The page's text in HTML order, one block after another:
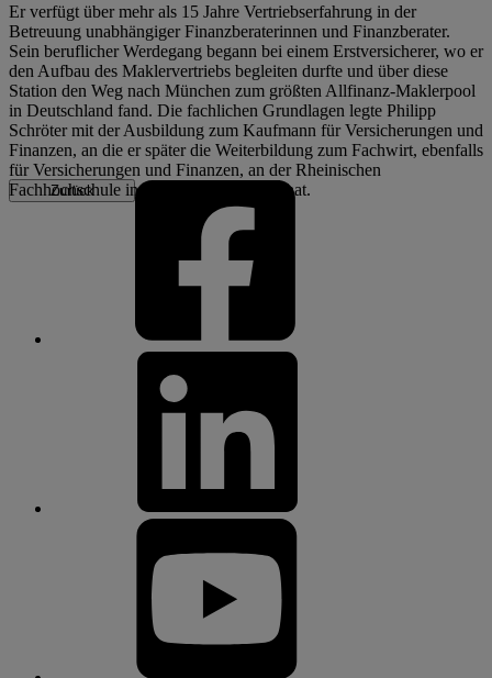
Er verfügt über mehr als 15 Jahre Vertriebserfahrung in der
Betreuung unabhängiger Finanzberaterinnen und Finanzberater.
Sein beruflicher Werdegang begann bei einem Erstversicherer, wo er
den Aufbau des Maklervertriebs begleiten durfte und über diese
Station den Weg nach München zum größten Allfinanz-Maklerpool
in Deutschland fand. Die fachlichen Grundlagen legte Philipp
Schröter mit der Ausbildung zum Kaufmann für Versicherungen und
Finanzen, an die er später die Weiterbildung zum Fachwirt, ebenfalls
für Versicherungen und Finanzen, an der Rheinischen
Fachhochschule in Köln angeschlossen hat.